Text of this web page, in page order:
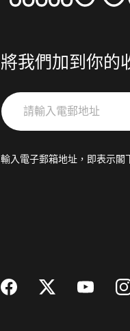
將我們加到你的
請
輸
郵
輸入電子郵箱地址，即表示閣